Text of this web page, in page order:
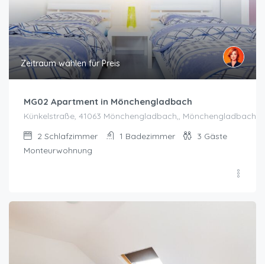
Zeitraum wählen für Preis
MG02 Apartment in Mönchengladbach
Künkelstraße, 41063 Mönchengladbach,, Mönchengladbach
2 Schlafzimmer 1 Badezimmer 3 Gäste
Monteurwohnung